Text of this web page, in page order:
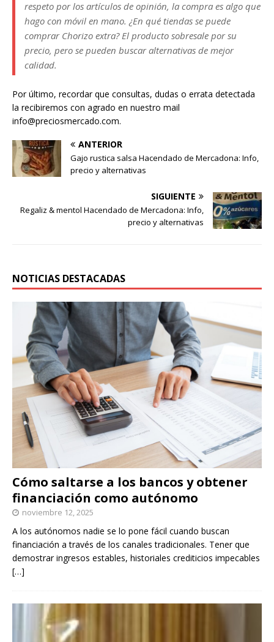
respeto por los artículos de opinión, la compra es algo que
hago con móvil en mano. ¿En qué tiendas se puede
comprar Chorizo extra? El producto sobresale por su
precio, pero se pueden buscar alternativas de mejor
calidad.
Por último, recordar que consultas, dudas o errata detectada
la recibiremos con agrado en nuestro mail
info@preciosmercado.com.
ANTERIOR
Gajo rustica salsa Hacendado de Mercadona: Info,
precio y alternativas
SIGUIENTE
Regaliz & mentol Hacendado de Mercadona: Info,
precio y alternativas
NOTICIAS DESTACADAS
Cómo saltarse a los bancos y obtener
financiación como autónomo
noviembre 12, 2025
A los autónomos nadie se lo pone fácil cuando buscan
financiación a través de los canales tradicionales. Tener que
demostrar ingresos estables, historiales crediticios impecables
[…]